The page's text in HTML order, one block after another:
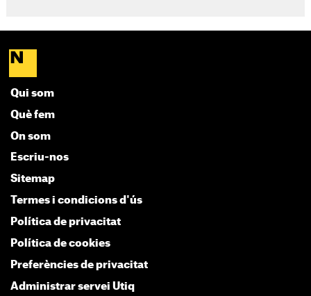
Qui som
Què fem
On som
Escriu-nos
Sitemap
Termes i condicions d'ús
Política de privacitat
Política de cookies
Preferències de privacitat
Administrar servei Utiq